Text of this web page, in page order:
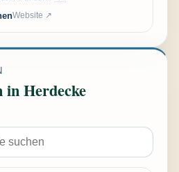
Website ↗
in Herdecke